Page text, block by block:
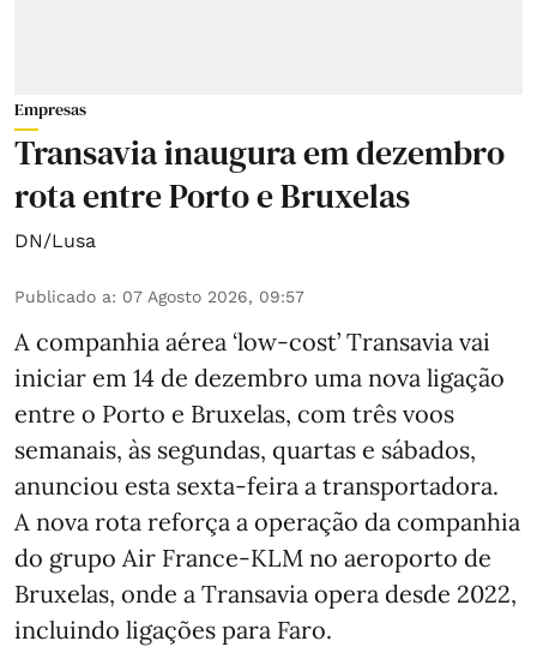
Empresas
Transavia inaugura em dezembro
rota entre Porto e Bruxelas
DN/Lusa
Publicado a: 07 Agosto 2026, 09:57
A companhia aérea ‘low-cost’ Transavia vai
iniciar em 14 de dezembro uma nova ligação
entre o Porto e Bruxelas, com três voos
semanais, às segundas, quartas e sábados,
anunciou esta sexta-feira a transportadora.
A nova rota reforça a operação da companhia
do grupo Air France-KLM no aeroporto de
Bruxelas, onde a Transavia opera desde 2022,
incluindo ligações para Faro.